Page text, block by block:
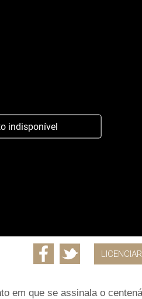
indisponível
em que se assinala o